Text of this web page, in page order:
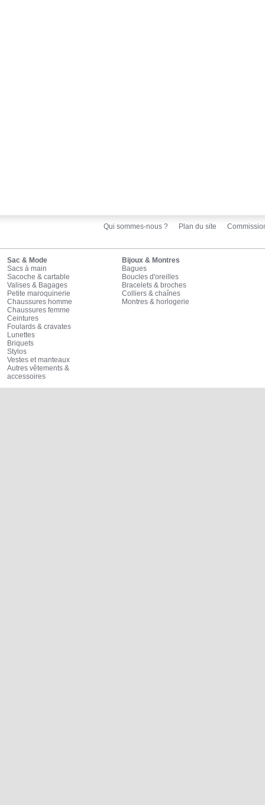
Qui sommes-nous ? Plan du site
Sac & Mode
Sacs à main
Sacoche & cartable
Valises & Bagages
Petite maroquinerie
Chaussures homme
Chaussures femme
Ceintures
Foulards & cravates
Lunettes
Briquets
Stylos
Vestes et manteaux
Autres vêtements &
accessoires
Bijoux & Montres
Bagues
Boucles d'oreilles
Bracelets & broches
Colliers & chaînes
Montres & horlogerie